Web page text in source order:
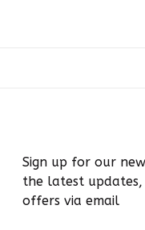
Sign up for our
the latest
offers via email